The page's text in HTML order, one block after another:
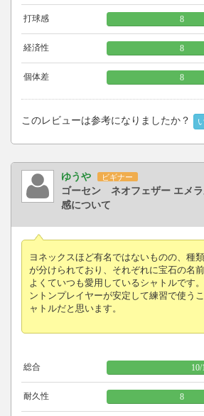
打球感 8
経済性 8
個体差 8
このレビューは参考になりましたか？
ゆうや ビギナー
ゴーセン ネオフェザー エメラ
感について
ヨネックスほど有名ではないものの、種
が分けられており、それぞれに宝石の名
よくていつも愛用しているシャトルです
ントンプレイヤーが安定して練習で使う
ャトルだと思います。
総合 10/
耐久性 8